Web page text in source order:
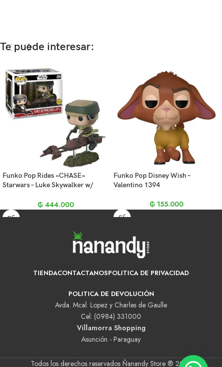
Te puede interesar:
Funko Pop Rides »CHASE»
Starwars – Luke Skywalker w/
₲ 444.000
Funko Pop Disney Wish –
Valentino 1394
₲ 155.000
TIENDACONTACTANOSPOLITICA DE PRIVACIDAD
POLITICA DE DEVOLUCIÓN
Avda. Mcal. Lopez y Charles de Gaulle
Cel: (0984) 331000
Villamorra Shopping
Asunción - Paraguay
Todos los derechos reservados Ñanandy Store ® 2025